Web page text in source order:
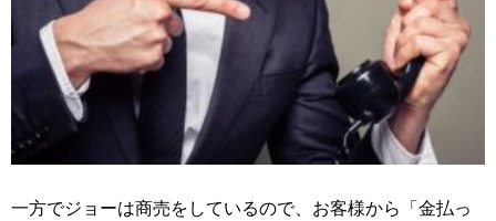
一方でジョーは商売をしているので、お客様から「金払っ